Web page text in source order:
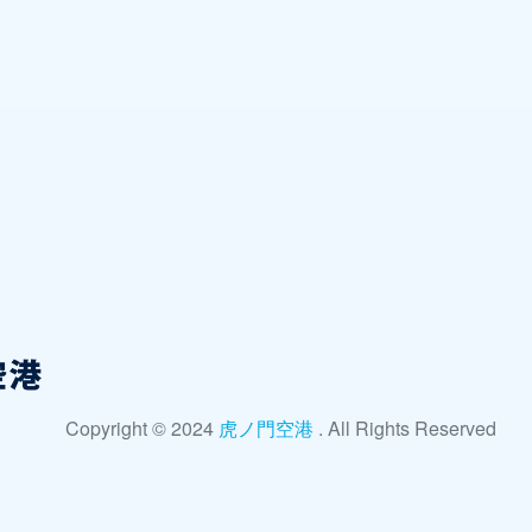
Copyright © 2024 虎ノ門空港 . All Rights Reserved